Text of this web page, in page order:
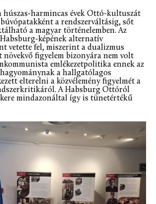
húszas-harmincas évek Ottó-kultuszát
a rendszerváltásig, sőt
a magyar történelemben. Az
Habsburg-képének alternatív
vetette fel, miszerint a dualizmus
növekvő figyelem bizonyára nem volt
emlékezetpolitika ennek az
a hallgatólagos
elterelni a közvélemény figyelmét a
A Habsburg Ottóról
mindazonáltal így is tünetértékű